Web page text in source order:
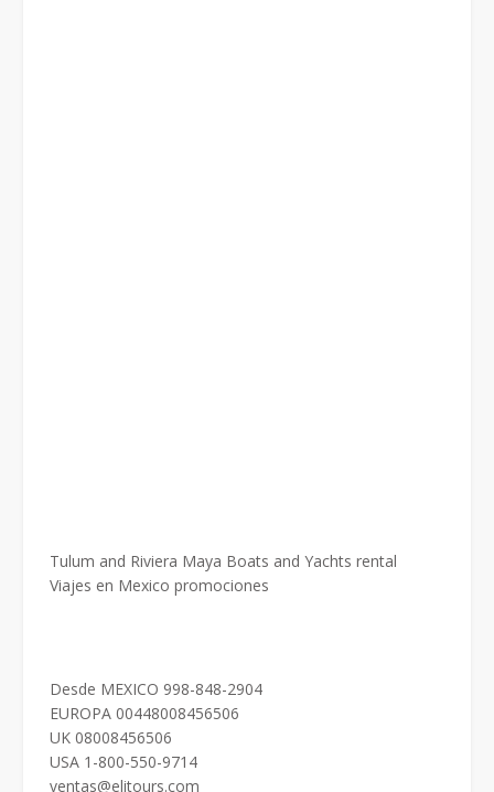
Tulum and Riviera Maya Boats and Yachts rental
Viajes en Mexico promociones
Desde MEXICO 998-848-2904
EUROPA 00448008456506
UK 08008456506
USA 1-800-550-9714
ventas@elitours.com